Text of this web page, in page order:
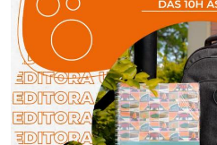
Ministério do Desenvolvimento Regional
Controladoria-Geral da União
Ministério da Mulher, da Família e dos